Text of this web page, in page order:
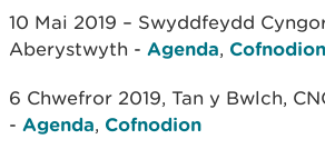
10 Mai 2019 – Swyddfeydd
Aberystwyth - Agenda, Cofnodion
6 Chwefror 2019, Tan y Bwlch,
- Agenda, Cofnodion